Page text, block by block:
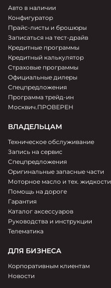
Авто в наличии
Конфигуратор
Прайс-листы и брошюры
Записаться на тест-драйв
Кредитные программы
Кредитный калькулятор
Страховые программы
Официальные дилеры
Спецпредложения
Программа трейд-ин
Москвич.ПРОВЕРЕН
ВЛАДЕЛЬЦАМ
Техническое обслуживание
Запись на сервис
Спецпредложения
Оригинальные запасные части
Моторное масло и тех. жидкости
Помощь на дороге
Гарантия
Каталог аксессуаров
Руководства и инструкции
Телематика
ДЛЯ БИЗНЕСА
Корпоративным клиентам
Новости